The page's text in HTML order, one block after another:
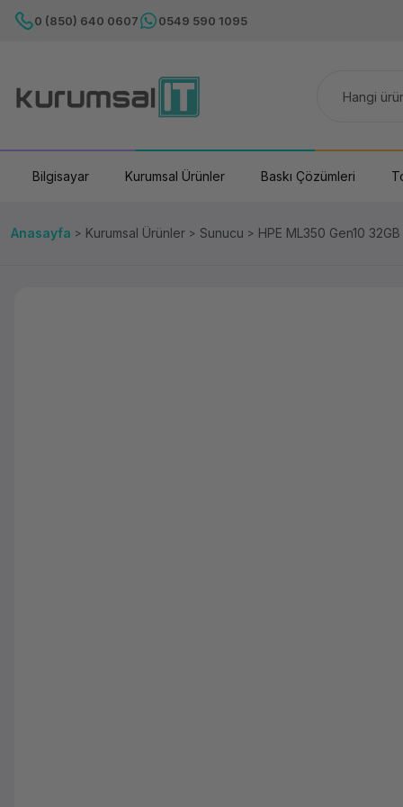
0 (850) 640 0607 0549 590 1095
Bilgisayar Kurumsal Ürünler Baskı Çözümleri
Anasayfa Kurumsal Ürünler Sunucu HPE ML350 Gen10